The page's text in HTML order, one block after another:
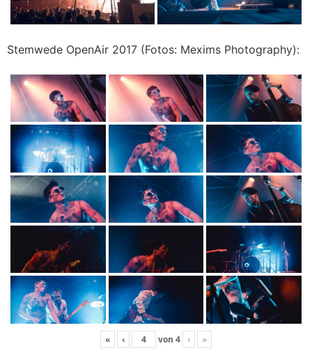
Stemwede OpenAir 2017 (Fotos: Mexims Photography):
« ‹ von 4 › »